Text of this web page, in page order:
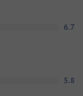
6.7
5.8